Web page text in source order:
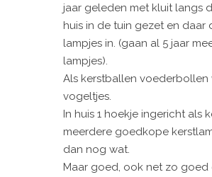
jaar geleden met kluit langs
huis in de tuin gezet en daar
lampjes in. (gaan al 5 jaar
lampjes).
Als kerstballen voederbollen
vogeltjes.
In huis 1 hoekje ingericht als
meerdere goedkope
dan nog wat.
Maar goed, ook net zo goed